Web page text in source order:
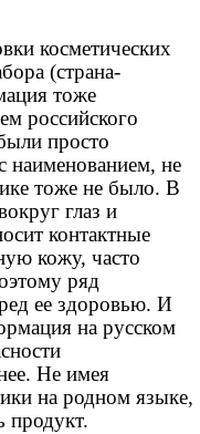
косметических
(страна-
тоже
российского
просто
наименованием, не
тоже не было. В
глаз и
контактные
кожу, часто
ряд
ее здоровью. И
на русском
Не имея
на родном языке,
продукт.